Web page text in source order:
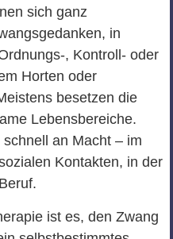
sich ganz
in
, Kontroll- oder
Horten oder
besetzen die
Lebensbereiche.
an Macht – im
Kontakten, in der
ist es, den Zwang